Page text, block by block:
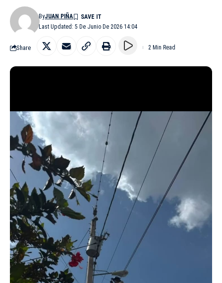
Last Updated: 5 De Junio De 2026 14:04
ByJUAN PIÑA
Share 2 Min Read